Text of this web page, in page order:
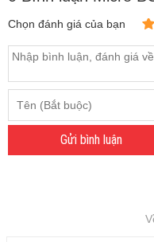
Chọn đánh giá của bạn
Gửi bình luận